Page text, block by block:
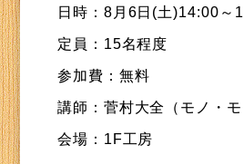
日時：8月6日(土)14:00～
定員：15名程度
参加費：無料
講師：菅村大全（モノ・モ
会場：1F工房